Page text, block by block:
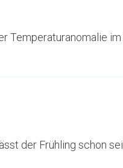
Temperaturanomalie
der Frühling schon